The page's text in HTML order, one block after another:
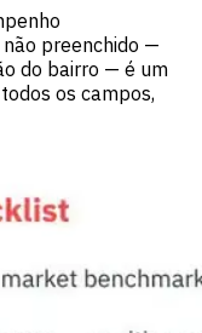
preenchido —
do bairro — é um
os campos,